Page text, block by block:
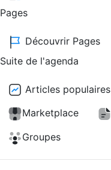
Pages
Découvrir Pages
Suite de l'agenda
Articles populaires
Marketplace
Groupes